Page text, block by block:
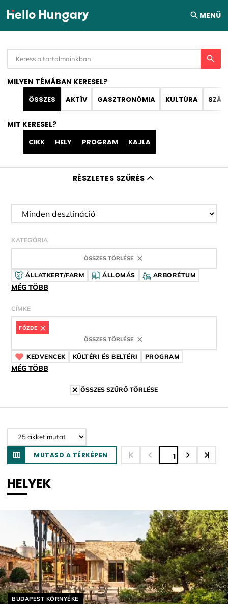
Ugrás a tartalomhoz MENÜ
MILYEN TÉMÁBAN KERESEL?
ÖSSZES AKTÍV GASZTRONÓMIA KULTÚRA
MIT KERESEL?
CIKK HELY PROGRAM KAJLA
RÉSZLETES SZŰRÉS
Desztináció szűrése
KATEGÓRIA
ÖSSZES TÖRLÉSE
ÁLLATKERT/FARM ÁLLOMÁS ARBORÉTUM
MÉG TÖBB
CÍMKE
FŐZDE CÍMKE
ÖSSZES TÖRLÉSE
KEDVENCEKCÍMKE
KÜLTÉRI ÉS BELTÉRI CÍMKE
PROGRAM
MÉG TÖBB
ÖSSZES SZŰRŐ TÖRLÉSE
MUTASD A TÉRKÉPEN 1
HELYEK
Helyszín címkék:
BUDAPEST KÖRNYÉKE